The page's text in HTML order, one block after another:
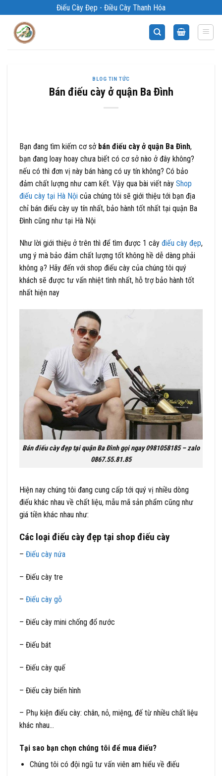
qua
Điếu Cày Đẹp - Điều Cày Thanh Hóa
BLOG TIN TỨC
Bán điếu cày ở quận Ba Đình
Bạn đang tìm kiếm cơ sở bán điếu cày ở quận Ba Đình,
bạn đang loay hoay chưa biết có cơ sở nào ở đây không?
nếu có thì đơn vị này bán hàng có uy tín không? Có bảo
đảm chất lượng như cam kết. Vậy qua bài viết này Shop
điếu cày tại Hà Nội của chúng tôi sẽ giới thiệu tới bạn địa
chỉ bán điếu cày uy tín nhất, bảo hành tốt nhất tại quận Ba
Đình cũng như tại Hà Nội
Như lời giới thiệu ở trên thì để tìm được 1 cây điếu cày đẹp,
ưng ý mà bảo đảm chất lượng tốt không hề dễ dàng phải
không ạ? Hãy đến với shop điếu cày của chúng tôi quý
khách sẽ được tư vấn nhiệt tình nhất, hỗ trợ bảo hành tốt
nhất hiện nay
Bán điếu cày đẹp tại quận Ba Đình gọi ngay 0981058185 – zalo
0867.55.81.85
Hiện nay chúng tôi đang cung cấp tới quý vị nhiều dòng
điếu khác nhau về chất liệu, mẫu mã sản phẩm cũng như
giá tiền khác nhau như:
Các loại điếu cày đẹp tại shop điếu cày
– Điếu cày nứa
– Điếu cày tre
– Điếu cày gỗ
– Điếu cày mini chống đổ nước
– Điếu bát
– Điếu cày quế
– Điếu cày biến hình
– Phụ kiện điếu cày: chân, nỏ, miệng, đế từ nhiều chất liệu
khác nhau…
Tại sao bạn chọn chúng tôi để mua điếu?
Chúng tôi có đội ngũ tư vấn viên am hiểu về điếu